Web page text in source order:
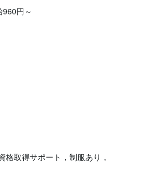
円～
取得サポート，制服あり，